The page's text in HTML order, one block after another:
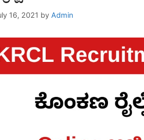
16, 2021 by Admin